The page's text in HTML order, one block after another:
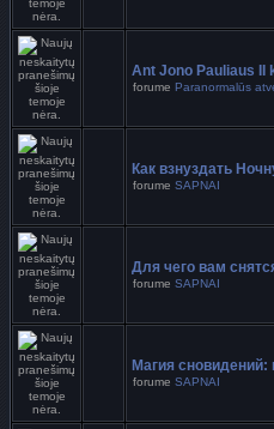
Ant Jono Pauliaus II
forume Paranormalūs
Как взнуздать
forume SAPNAI
Для чего вам
forume SAPNAI
Магия сновидений:
forume SAPNAI